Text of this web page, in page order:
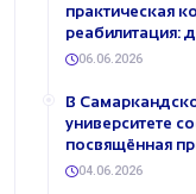
практическая
реабилитация:
06.06.2026
В
университете
посвящённая
04.06.2026